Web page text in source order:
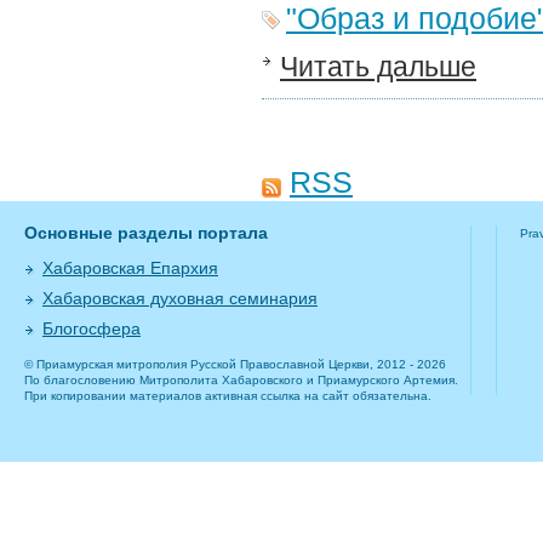
"Образ и
Читать дальше
RSS
Основные разделы портала
Хабаровская Епархия
Хабаровская духовная семинария
Блогосфера
© Приамурская митрополия Русской Православной Церкви, 2012 - 2026
По благословению Митрополита Хабаровского и Приамурского Артемия.
При копировании материалов активная ссылка на сайт обязательна.